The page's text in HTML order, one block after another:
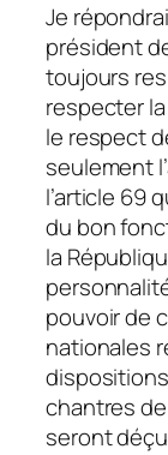
Je
président
toujours
respecter
le respect
seulement
l’article 69
du bon
la
pouvoir de
nationales
chantres
seront